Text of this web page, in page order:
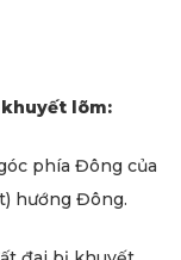
lõm:
phía Đông của
hướng Đông.